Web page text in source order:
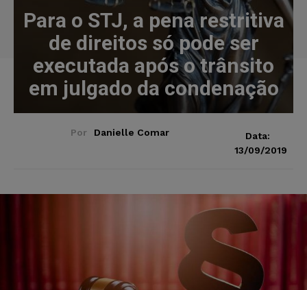
Para o STJ, a pena restritiva
de direitos só pode ser
executada após o trânsito
em julgado da condenação
Por Danielle Comar
Data:
13/09/2019